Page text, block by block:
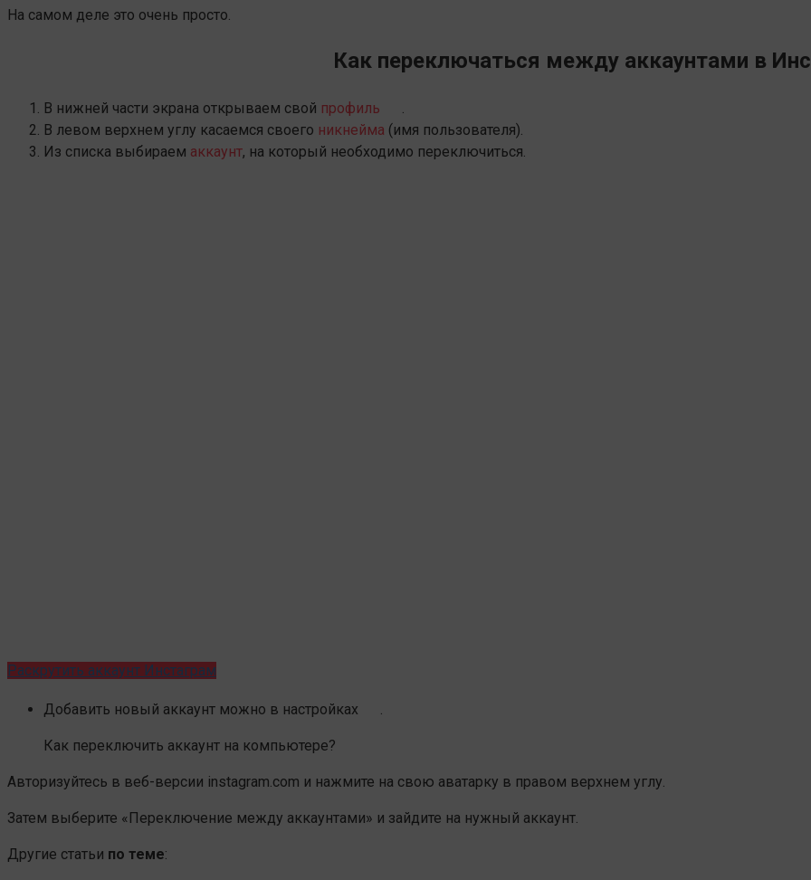
На самом деле это очень просто.
Как переключаться между аккаунтами в
В нижней части экрана открываем свой профиль
В левом верхнем углу касаемся своего никнейма (имя пользователя).
Из списка выбираем аккаунт, на который необходимо переключиться.
Раскрутить аккаунт Инстаграм
Добавить новый аккаунт можно в настройках
Как переключить аккаунт на компьютере?
Авторизуйтесь в веб-версии instagram.com и нажмите на свою аватарку в правом верхнем углу.
Затем выберите «Переключение между аккаунтами» и зайдите на нужный аккаунт.
Другие статьи по теме: